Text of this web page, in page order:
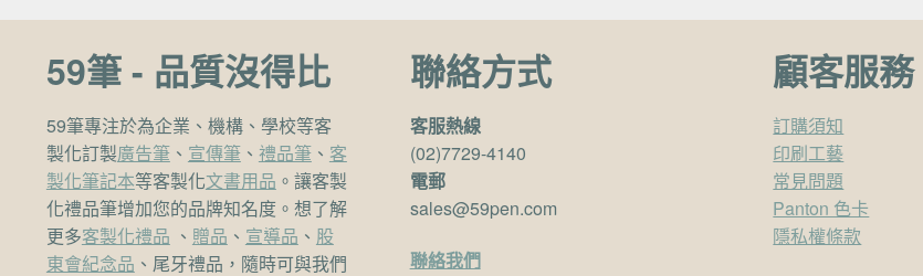
59筆 - 品質沒得比
59筆專注於為企業、機構、學校等客
製化訂製廣告筆、 宣傳筆、 禮品筆、 客
製化筆記本等客製化文書用品 。讓客製
化禮品筆增加您的品牌知名度。想了解
更多客製化禮品 、 贈品 、 宣導品 、 股
東會紀念品 、尾牙禮品，隨時可與我們
聯絡方式
客服熱線
(02)7729-4140
電郵
sales@59pen.com
聯絡我們
顧客服務
訂購須知
印刷工藝
常見問題
Panton 色卡
隱私權條款